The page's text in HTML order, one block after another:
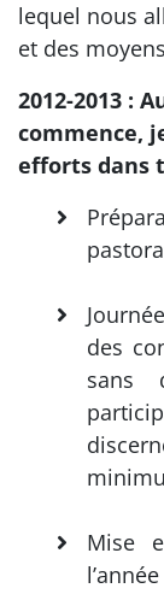
lequel nous
et des
2012-2013 :
commence,
efforts dans
des
sans
Mise